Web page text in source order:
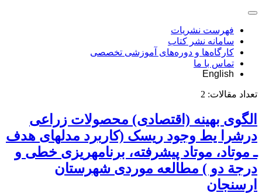
فهرست نشریات
سامانه نشر کتاب
کارگاه‌ها و دوره‌های آموزشی تخصصی
تماس با ما
English
تعداد مقالات: 2
الگوی بهینه (اقتصادی) محصولات زراعی
درشرا یط وجود ریسک (کاربرد مدل‎های هدف
ـ موتاد، موتاد پیشرفته، برنامه‎ریزی خطی و
درجة دو ) مطالعه موردی شهرستان
ارسنجان